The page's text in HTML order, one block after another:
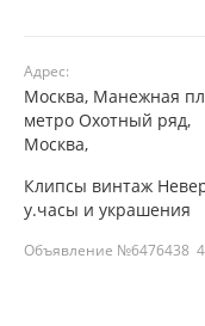
Адрес:
Москва, Манежная
метро Охотный ряд,
Москва,
Клипсы винтаж
у.часы и украшения
Объявление №6476438